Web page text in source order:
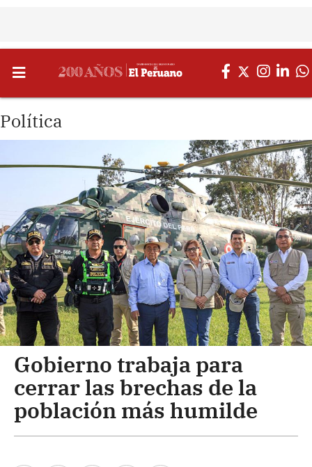
Política
Gobierno trabaja para
cerrar las brechas de la
población más humilde